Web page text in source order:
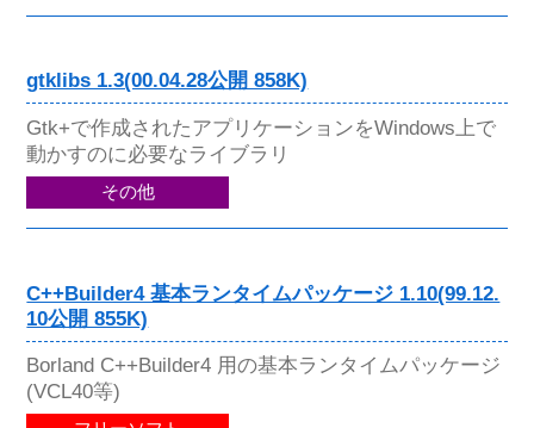
gtklibs 1.3(00.04.28公開 858K)
Gtk+で作成されたアプリケーションをWindows上で
動かすのに必要なライブラリ
その他
C++Builder4 基本ランタイムパッケージ 1.10(99.12.
10公開 855K)
Borland C++Builder4 用の基本ランタイムパッケージ
(VCL40等)